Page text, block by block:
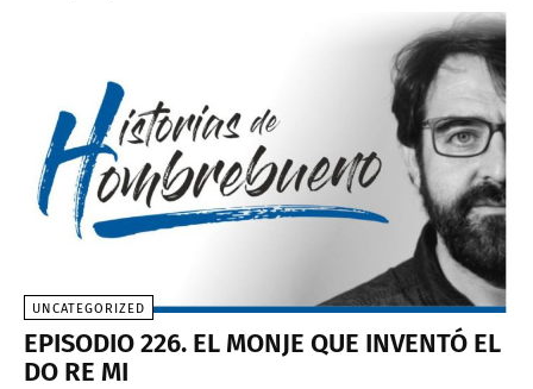
UNCATEGORIZED
EPISODIO 226. EL MONJE QUE INVENTÓ EL
DO RE MI